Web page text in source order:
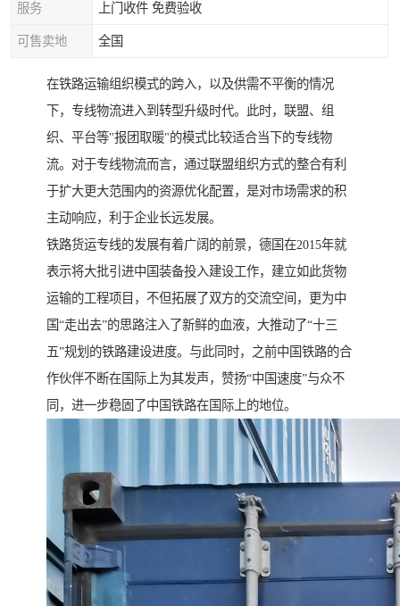
服务 上门收件 免费验收
可售卖地 全国
在铁路运输组织模式的跨入，以及供需不平衡的情况
下，专线物流进入到转型升级时代。此时，联盟、组
织、平台等"报团取暖"的模式比较适合当下的专线物
流。对于专线物流而言，通过联盟组织方式的整合有利
于扩大更大范围内的资源优化配置，是对市场需求的积
主动响应，利于企业长远发展。
铁路货运专线的发展有着广阔的前景，德国在2015年就
表示将大批引进中国装备投入建设工作，建立如此货物
运输的工程项目，不但拓展了双方的交流空间，更为中
国“走出去”的思路注入了新鲜的血液，大推动了“十三
五”规划的铁路建设进度。与此同时，之前中国铁路的合
作伙伴不断在国际上为其发声，赞扬“中国速度”与众不
同，进一步稳固了中国铁路在国际上的地位。